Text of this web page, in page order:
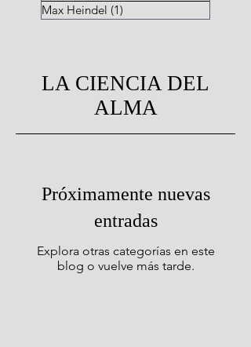
Max Heindel (1)
LA CIENCIA DEL
ALMA
Próximamente nuevas
entradas
Explora otras categorías en este
blog o vuelve más tarde.